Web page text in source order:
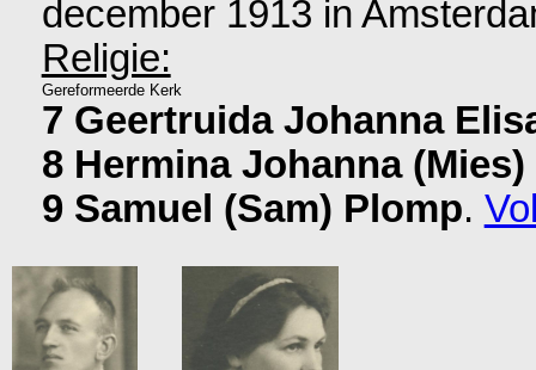
december 1913 in
Religie:
Gereformeerde Kerk
7 Geertruida Johanna
8 Hermina Johanna
9 Samuel (Sam) Plomp.